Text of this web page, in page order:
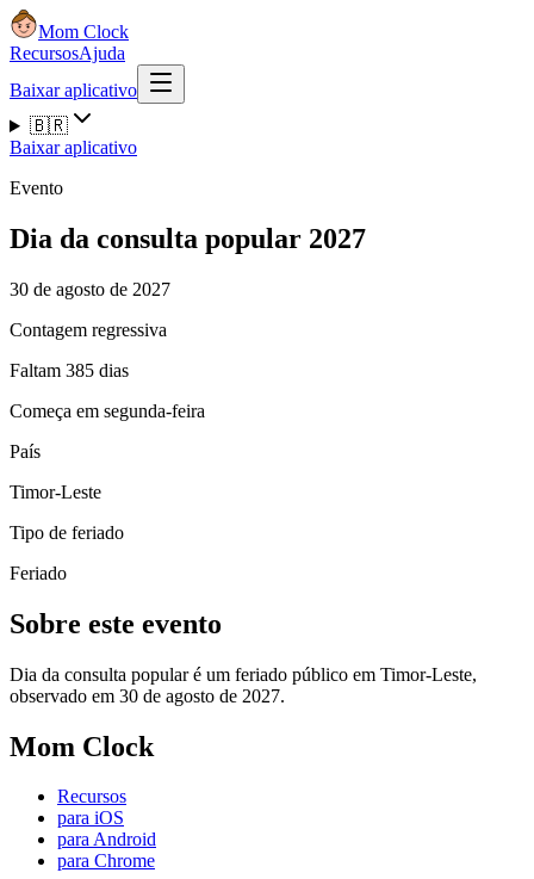
Mom Clock
RecursosAjuda
Baixar aplicativo
🇧🇷
Baixar aplicativo
Evento
Dia da consulta popular 2027
30 de agosto de 2027
Contagem regressiva
Faltam 385 dias
Começa em segunda-feira
País
Timor-Leste
Tipo de feriado
Feriado
Sobre este evento
Dia da consulta popular é um feriado público em Timor-Leste,
observado em 30 de agosto de 2027.
Mom Clock
Recursos
para iOS
para Android
para Chrome